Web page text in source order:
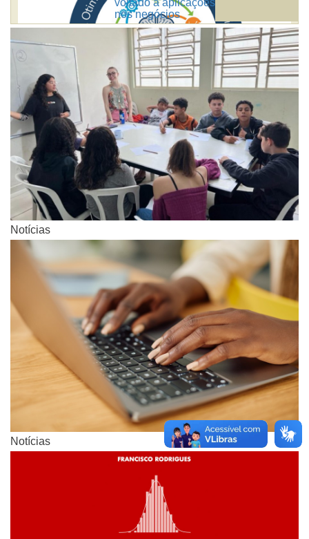
voltado a aplicações na indústria e
nos negócios
Notícias
Notícias
Notícias